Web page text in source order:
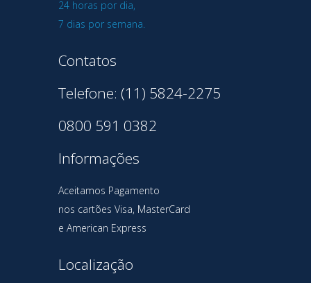
24 horas por dia,
7 dias por semana.
Contatos
Telefone: (11) 5824-2275
0800 591 0382
Informações
Aceitamos Pagamento
nos cartões Visa, MasterCard
e American Express
Localização